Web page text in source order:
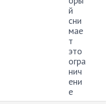
й
сни
мае
т
это
огра
нич
ени
е